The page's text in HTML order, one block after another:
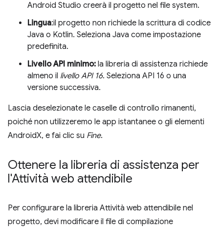
Android Studio creerà il progetto nel file system.
Lingua:il progetto non richiede la scrittura di codice
Java o Kotlin. Seleziona Java come impostazione
predefinita.
Livello API minimo: la libreria di assistenza richiede
almeno il livello API 16. Seleziona API 16 o una
versione successiva.
Lascia deselezionate le caselle di controllo rimanenti,
poiché non utilizzeremo le app istantanee o gli elementi
AndroidX, e fai clic su Fine.
Ottenere la libreria di assistenza per
l'Attività web attendibile
Per configurare la libreria Attività web attendibile nel
progetto, devi modificare il file di compilazione